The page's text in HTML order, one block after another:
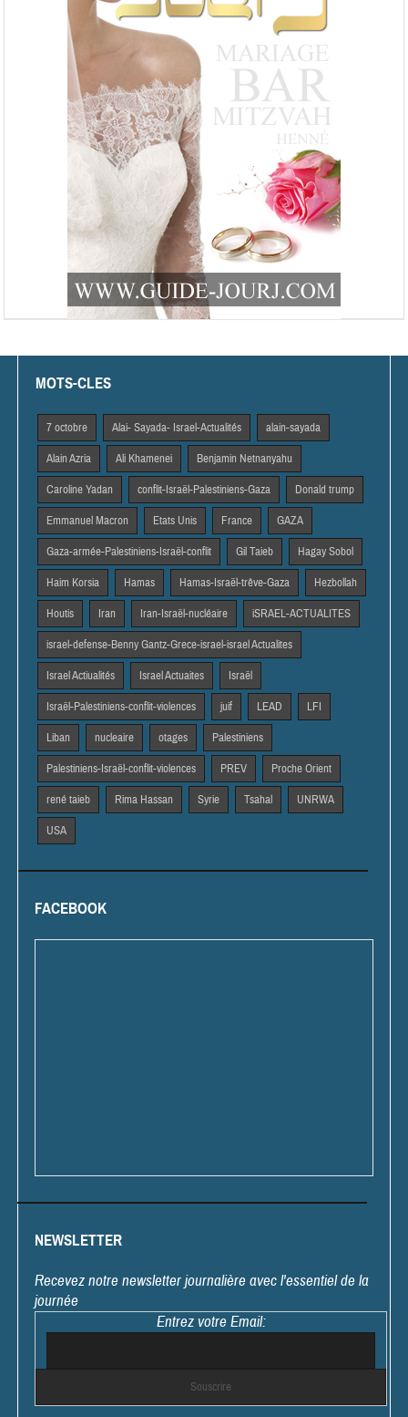
MOTS-CLES
7 octobre Alai- Sayada- Israel-Actualités alain-sayada
Alain Azria Ali Khamenei Benjamin Netnanyahu
Caroline Yadan conflit-Israël-Palestiniens-Gaza Donald trump
Emmanuel Macron Etats Unis France GAZA
Gaza-armée-Palestiniens-Israël-conflit Gil Taieb Hagay Sobol
Haim Korsia Hamas Hamas-Israël-trêve-Gaza Hezbollah
Houtis Iran Iran-Israël-nucléaire iSRAEL-ACTUALITES
israel-defense-Benny Gantz-Grece-israel-israel Actualites
Israel Actiualités Israel Actuaites Israël
Israël-Palestiniens-conflit-violences juif LEAD LFI
Liban nucleaire otages Palestiniens
Palestiniens-Israël-conflit-violences PREV Proche Orient
rené taieb Rima Hassan Syrie Tsahal UNRWA
USA
FACEBOOK
NEWSLETTER
Recevez notre newsletter journalière avec l'essentiel de la
journée
Entrez votre Email: